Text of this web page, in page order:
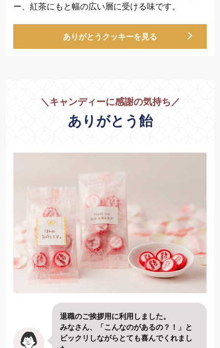
ー、紅茶にもと幅の広い層に受ける味です。
ありがとうクッキーを見る
＼ キャンディーに感謝の気持ち ／
ありがとう飴
退職のご挨拶用に利用しました。
みなさん、「こんなのがあるの？！」と
ビックリしながらとても喜んでくれまし